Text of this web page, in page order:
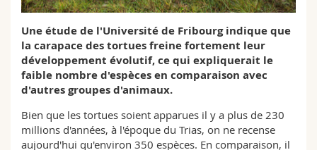
Sciences et médecine
Interfacultaire
Collaborateurs
Doctorants
Webmail
Programme des cours
MyUnifr
Une étude de l'Université de Fribourg indique que
la carapace des tortues freine fortement leur
développement évolutif, ce qui expliquerait le
faible nombre d'espèces en comparaison avec
d'autres groupes d'animaux.
Bien que les tortues soient apparues il y a plus de 230
millions d'années, à l'époque du Trias, on ne recense
aujourd'hui qu'environ 350 espèces. En comparaison, il